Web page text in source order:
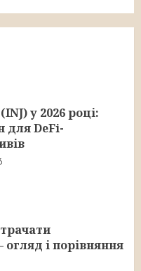
у 2026 році:
для DeFi-
і порівняння